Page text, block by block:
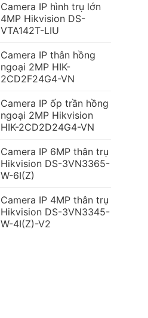
Camera IP hình trụ lớn
4MP Hikvision DS-
VTA142T-LIU
Camera IP thân hồng
ngoại 2MP HIK-
2CD2F24G4-VN
Camera IP ốp trần hồng
ngoại 2MP Hikvision
HIK-2CD2D24G4-VN
Camera IP 6MP thân trụ
Hikvision DS-3VN3365-
W-6I(Z)
Camera IP 4MP thân trụ
Hikvision DS-3VN3345-
W-4I(Z)-V2